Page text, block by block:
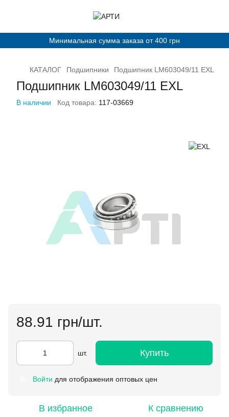
Минимальная сумма заказа от 400 грн
КАТАЛОГ Подшипники Подшипник LM603049/11 EXL
Подшипник LM603049/11 EXL
В наличии Код товара: 117-03669
88.91 грн/шт.
шт. Купить
Войти для отображения оптовых цен
В избранное К сравнению